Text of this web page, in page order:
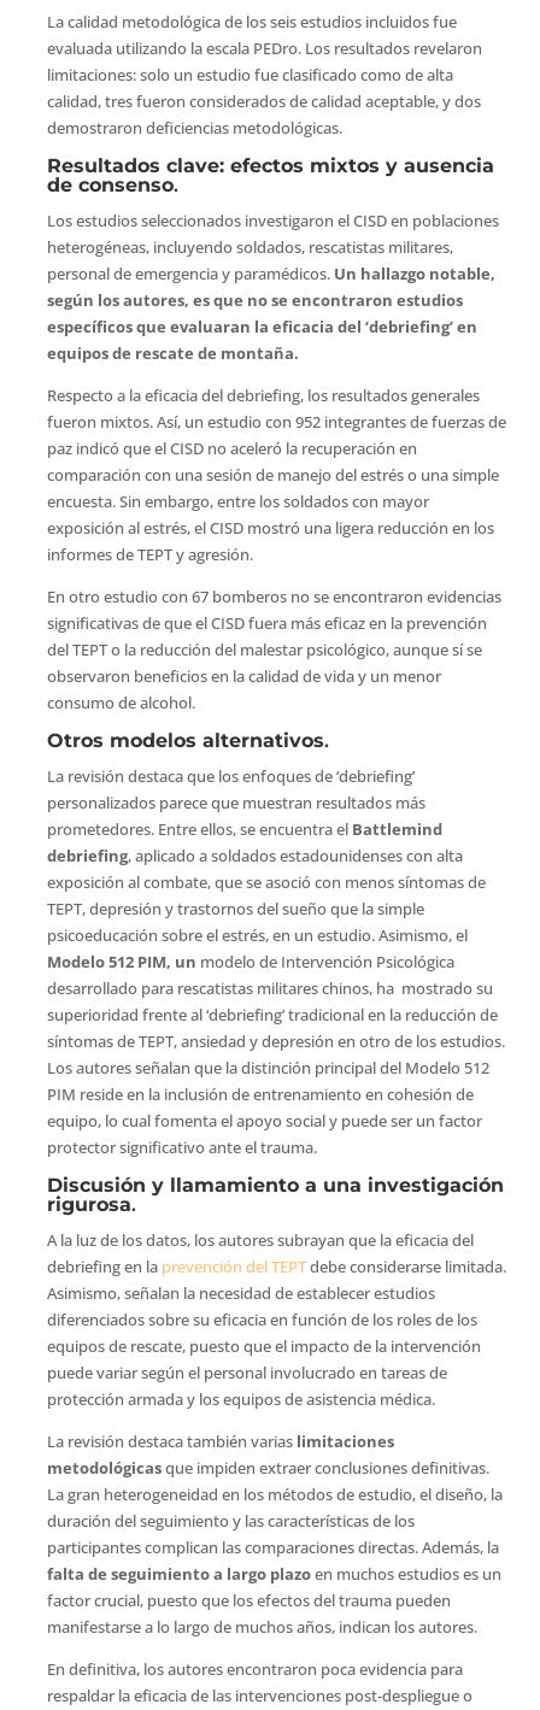
La calidad metodológica de los seis estudios incluidos fue
evaluada utilizando la escala PEDro. Los resultados revelaron
limitaciones: solo un estudio fue clasificado como de alta
calidad, tres fueron considerados de calidad aceptable, y dos
demostraron deficiencias metodológicas.
Resultados clave: efectos mixtos y ausencia
de consenso.
Los estudios seleccionados investigaron el CISD en poblaciones
heterogéneas, incluyendo soldados, rescatistas militares,
personal de emergencia y paramédicos. Un hallazgo notable,
según los autores, es que no se encontraron estudios
específicos que evaluaran la eficacia del ‘debriefing’ en
equipos de rescate de montaña.
Respecto a la eficacia del debriefing, los resultados generales
fueron mixtos. Así, un estudio con 952 integrantes de fuerzas de
paz indicó que el CISD no aceleró la recuperación en
comparación con una sesión de manejo del estrés o una simple
encuesta. Sin embargo, entre los soldados con mayor
exposición al estrés, el CISD mostró una ligera reducción en los
informes de TEPT y agresión.
En otro estudio con 67 bomberos no se encontraron evidencias
significativas de que el CISD fuera más eficaz en la prevención
del TEPT o la reducción del malestar psicológico, aunque sí se
observaron beneficios en la calidad de vida y un menor
consumo de alcohol.
Otros modelos alternativos.
La revisión destaca que los enfoques de ‘debriefing’
personalizados parece que muestran resultados más
prometedores. Entre ellos, se encuentra el Battlemind
debriefing, aplicado a soldados estadounidenses con alta
exposición al combate, que se asoció con menos síntomas de
TEPT, depresión y trastornos del sueño que la simple
psicoeducación sobre el estrés, en un estudio. Asimismo, el
Modelo 512 PIM, un modelo de Intervención Psicológica
desarrollado para rescatistas militares chinos, ha mostrado su
superioridad frente al ‘debriefing’ tradicional en la reducción de
síntomas de TEPT, ansiedad y depresión en otro de los estudios.
Los autores señalan que la distinción principal del Modelo 512
PIM reside en la inclusión de entrenamiento en cohesión de
equipo, lo cual fomenta el apoyo social y puede ser un factor
protector significativo ante el trauma.
Discusión y llamamiento a una investigación
rigurosa.
A la luz de los datos, los autores subrayan que la eficacia del
debriefing en la prevención del TEPTdebe considerarse limitada.
Asimismo, señalan la necesidad de establecer estudios
diferenciados sobre su eficacia en función de los roles de los
equipos de rescate, puesto que el impacto de la intervención
puede variar según el personal involucrado en tareas de
protección armada y los equipos de asistencia médica.
La revisión destaca también varias limitaciones
metodológicasque impiden extraer conclusiones definitivas.
La gran heterogeneidad en los métodos de estudio, el diseño, la
duración del seguimiento y las características de los
participantes complican las comparaciones directas. Además, la
falta de seguimiento a largo plazoen muchos estudios es un
factor crucial, puesto que los efectos del trauma pueden
manifestarse a lo largo de muchos años, indican los autores.
En definitiva, los autores encontraron poca evidencia para
respaldar la eficacia de las intervenciones post-despliegue o